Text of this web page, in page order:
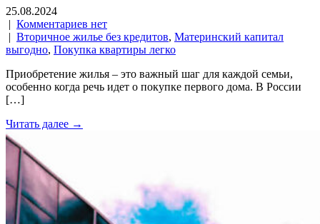
25.08.2024
| Комментариев нет
| Вторичное жилье без кредитов, Материнский капитал
выгодно, Покупка квартиры легко
Приобретение жилья – это важный шаг для каждой семьи,
особенно когда речь идет о покупке первого дома. В России
[…]
Читать далее →